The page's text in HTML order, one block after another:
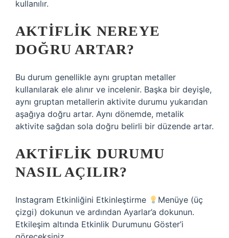
kullanılır.
AKTIFLIK NEREYE
DOĞRU ARTAR?
Bu durum genellikle aynı gruptan metaller
kullanılarak ele alınır ve incelenir. Başka bir deyişle,
aynı gruptan metallerin aktivite durumu yukarıdan
aşağıya doğru artar. Aynı dönemde, metalik
aktivite sağdan sola doğru belirli bir düzende artar.
AKTIFLIK DURUMU
NASIL AÇILIR?
Instagram Etkinliğini Etkinleştirme
Menüye (üç
çizgi) dokunun ve ardından Ayarlar’a dokunun.
Etkileşim altında Etkinlik Durumunu Göster’i